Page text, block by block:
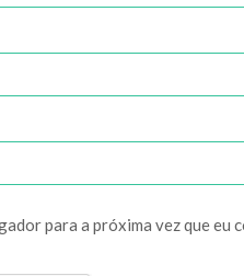
para a próxima vez que eu